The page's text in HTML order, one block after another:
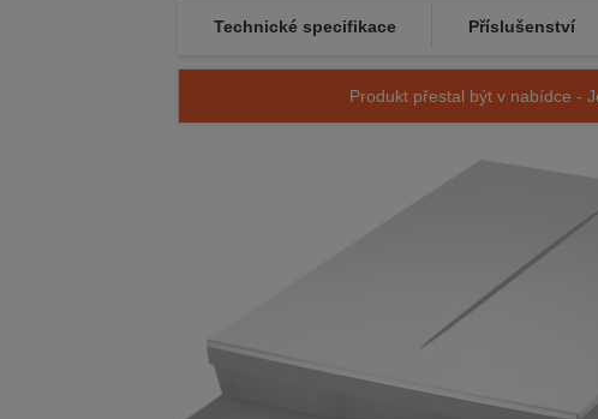
Technické specifikace Příslušenství
Produkt přestal být v nabídce -